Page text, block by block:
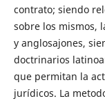
contrato; siendo
sobre los mismos,
y anglosajones,
doctrinarios
que permitan la
jurídicos. La